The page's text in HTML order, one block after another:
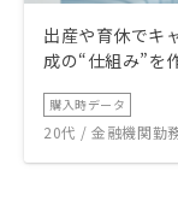
出産や育休でキ
成の“仕組み”を
購入時データ
20代 / 金融機関勤